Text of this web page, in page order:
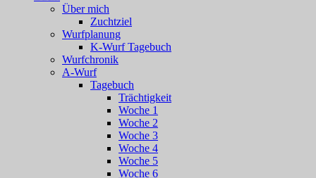
Über mich
Zuchtziel
Wurfplanung
K-Wurf Tagebuch
Wurfchronik
A-Wurf
Tagebuch
Trächtigkeit
Woche 1
Woche 2
Woche 3
Woche 4
Woche 5
Woche 6